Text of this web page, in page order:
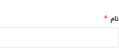
نام *